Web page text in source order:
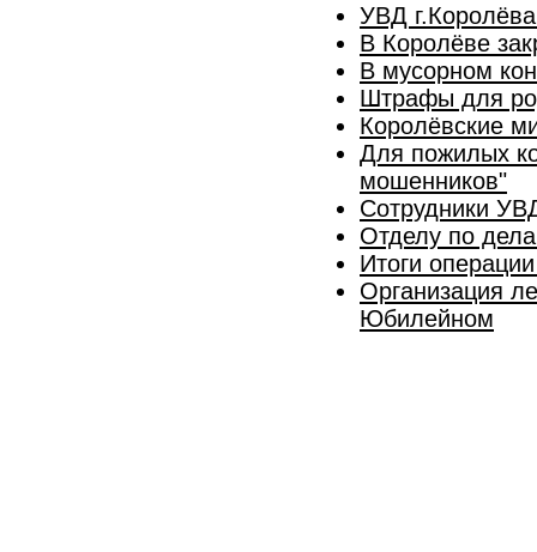
УВД
В Королёве
В мусорном
Штрафы для
Королёвские
Для пожилых
мошенников"
Сотрудники
Отделу по
Итоги
Организация
Юбилейном